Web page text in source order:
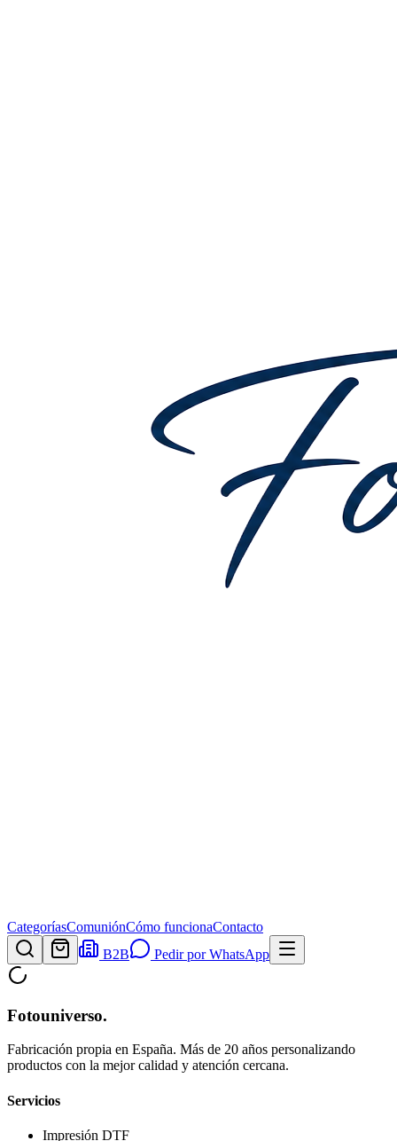
CategoríasComuniónCómo funcionaContacto
B2B
Pedir por WhatsApp
Fotouniverso.
Fabricación propia en España. Más de 20 años personalizando
productos con la mejor calidad y atención cercana.
Servicios
Impresión DTF